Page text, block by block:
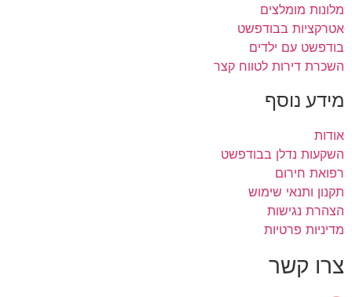
מלונות מומלצים
אטרקציות בבודפשט
בודפשט עם ילדים
השכרת דירות לטווח קצר
מידע נוסף
אודות
השקעות נדלן בבודפשט
רפואת חירום
תקנון ותנאי שימוש
הצהרת נגישות
מדיניות פרטיות
צרו קשר